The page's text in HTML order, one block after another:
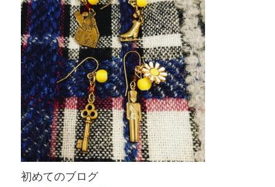
初めてのブログ